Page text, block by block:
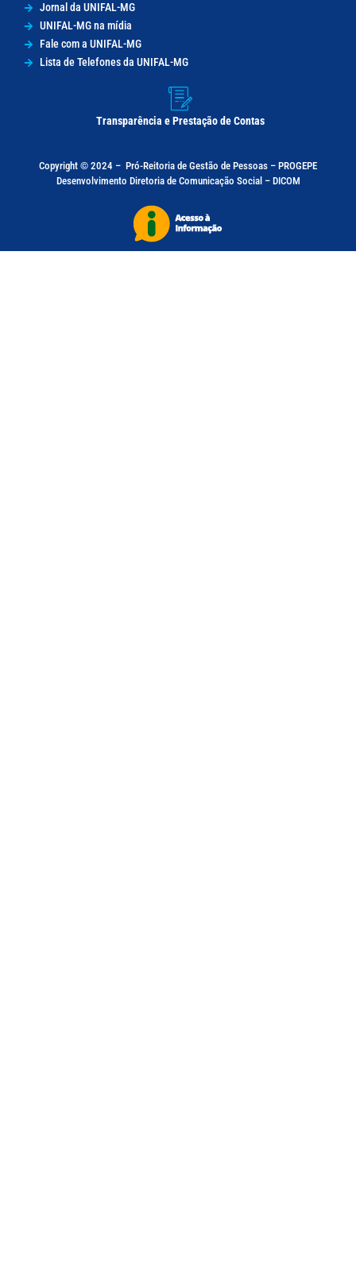
Jornal da UNIFAL-MG
UNIFAL-MG na mídia
Fale com a UNIFAL-MG
Lista de Telefones da UNIFAL-MG
Transparência e Prestação de Contas
Copyright © 2024 – Pró-Reitoria de Gestão de Pessoas – PROGEPE
Desenvolvimento Diretoria de Comunicação Social – DICOM